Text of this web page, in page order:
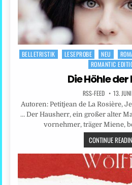
Posted
BELLETRISTIK LESEPROBE NEU
ROMANTIC
Die Höhle der
RSS-FEED 13.
Autoren: Petitjean de La Rosière,
… Der Hausherr, ein großer alter
vornehmer, träger Miene,
CONTINUE